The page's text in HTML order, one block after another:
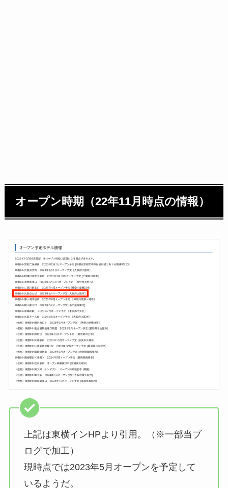
オープン時期（22年11月時点の情報）
上記は東横インHPより引用。（※一部当ブ
ログで加工）
現時点では2023年5月オープンを予定して
いるようだ。